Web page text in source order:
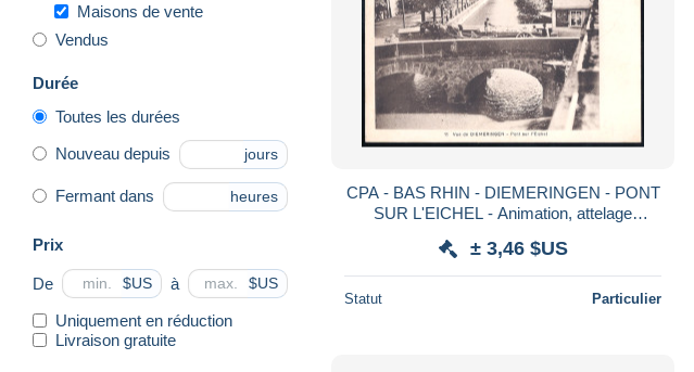
Maisons de vente
Vendus
Durée
Toutes les durées
Nouveau depuis jours
Fermant dans heures
Prix
De $US à $US
Uniquement en réduction
Livraison gratuite
CPA - BAS RHIN - DIEMERINGEN - PONT
SUR L'EICHEL - Animation, attelage
± 3,46 $US
Statut Particulier